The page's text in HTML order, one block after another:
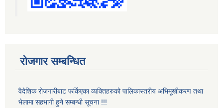
रोजगार सम्बन्धित
वैदेशिक रोजगारीबाट फर्किएका व्यक्तिहरुको पालिकास्तरीय अभिमूखीकरण तथा
भेलामा सहभागी हुने सम्बन्धी सूचना !!!